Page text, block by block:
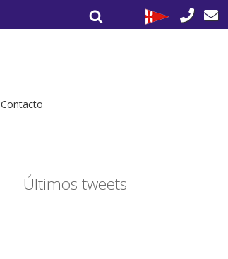
por:
Contacto
Últimos tweets